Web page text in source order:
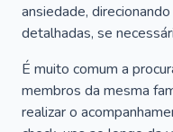
ansiedade,
detalhadas, se
É muito comum a
membros da mesma
realizar o